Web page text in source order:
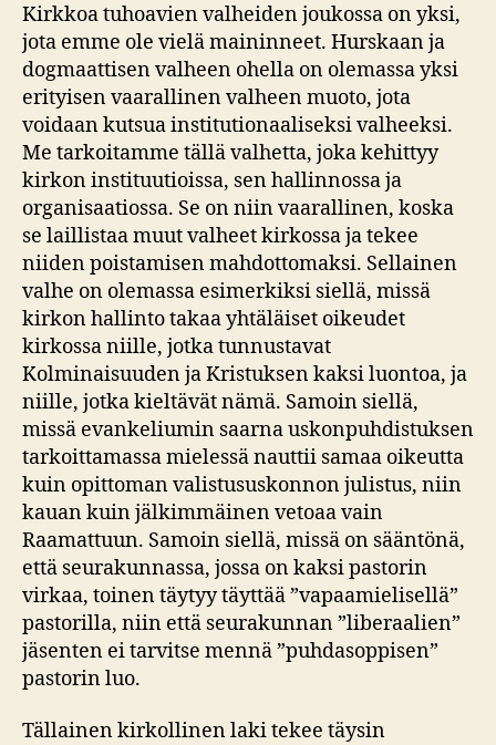
Kirkkoa tuhoavien valheiden joukossa on yksi,
jota emme ole vielä maininneet. Hurskaan ja
dogmaattisen valheen ohella on olemassa yksi
erityisen vaarallinen valheen muoto, jota
voidaan kutsua institutionaaliseksi valheeksi.
Me tarkoitamme tällä valhetta, joka kehittyy
kirkon instituutioissa, sen hallinnossa ja
organisaatiossa. Se on niin vaarallinen, koska
se laillistaa muut valheet kirkossa ja tekee
niiden poistamisen mahdottomaksi. Sellainen
valhe on olemassa esimerkiksi siellä, missä
kirkon hallinto takaa yhtäläiset oikeudet
kirkossa niille, jotka tunnustavat
Kolminaisuuden ja Kristuksen kaksi luontoa, ja
niille, jotka kieltävät nämä. Samoin siellä,
missä evankeliumin saarna uskonpuhdistuksen
tarkoittamassa mielessä nauttii samaa oikeutta
kuin opittoman valistususkonnon julistus, niin
kauan kuin jälkimmäinen vetoaa vain
Raamattuun. Samoin siellä, missä on sääntönä,
että seurakunnassa, jossa on kaksi pastorin
virkaa, toinen täytyy täyttää ”vapaamielisellä”
pastorilla, niin että seurakunnan ”liberaalien”
jäsenten ei tarvitse mennä ”puhdasoppisen”
pastorin luo.
Tällainen kirkollinen laki tekee täysin